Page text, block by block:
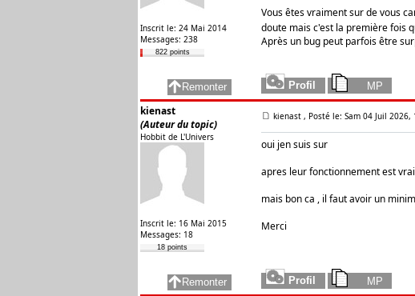
Inscrit le: 24 Mai 2014
Messages: 238
822 points
Vous êtes vraiment sur de vous
doute mais c'est la première fois
Après un bug peut parfois être
kienast
(Auteur du topic)
Hobbit de L'Univers
Inscrit le: 16 Mai 2015
Messages: 18
18 points
kienast , Posté le: Sam 04 Juil 2026,
oui jen suis sur
apres leur fonctionnement est
mais bon ca , il faut avoir un
Merci